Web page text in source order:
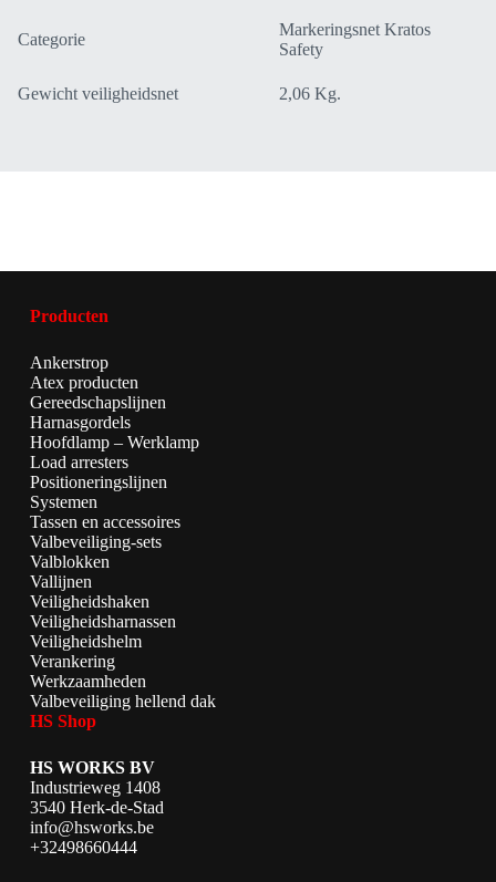
Categorie
Markeringsnet Kratos
Safety
Gewicht veiligheidsnet 2,06 Kg.
Producten
Ankerstrop
Atex producten
Gereedschapslijnen
Harnasgordels
Hoofdlamp – Werklamp
Load arresters
Positioneringslijnen
Systemen
Tassen en accessoires
Valbeveiliging-sets
Valblokken
Vallijnen
Veiligheidshaken
Veiligheidsharnassen
Veiligheidshelm
Verankering
Werkzaamheden
Valbeveiliging hellend dak
HS Shop
HS WORKS BV
Industrieweg 1408
3540 Herk-de-Stad
info@hsworks.be
+32498660444